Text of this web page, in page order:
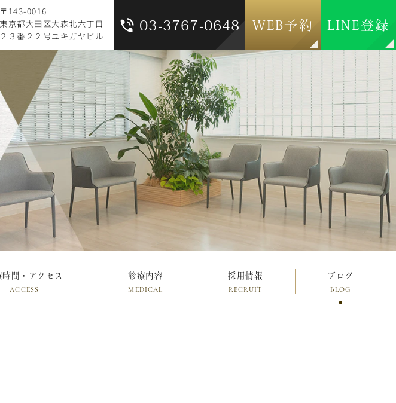
〒143-0016
東京都大田区大森北六丁目
２３番２２号ユキガヤビル
03-3767-0648 WEB予約 LINE登録
時間・アクセス
ACCESS
診療内容
MEDICAL
採用情報
RECRUIT
ブログ
BLOG